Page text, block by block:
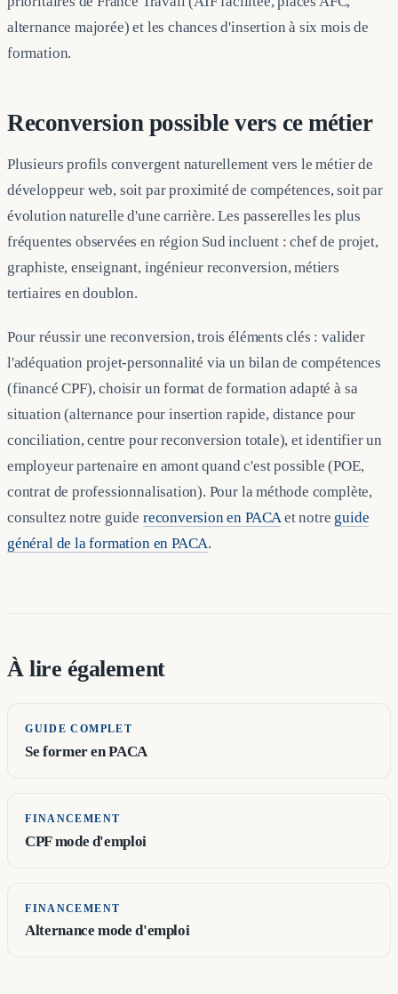
alternance majorée) et les chances d'insertion à six mois de
formation.
Reconversion possible vers ce métier
Plusieurs profils convergent naturellement vers le métier de
développeur web, soit par proximité de compétences, soit par
évolution naturelle d'une carrière. Les passerelles les plus
fréquentes observées en région Sud incluent : chef de projet,
graphiste, enseignant, ingénieur reconversion, métiers
tertiaires en doublon.
Pour réussir une reconversion, trois éléments clés : valider
l'adéquation projet-personnalité via un bilan de compétences
(financé CPF), choisir un format de formation adapté à sa
situation (alternance pour insertion rapide, distance pour
conciliation, centre pour reconversion totale), et identifier un
employeur partenaire en amont quand c'est possible (POE,
contrat de professionnalisation). Pour la méthode complète,
consultez notre guide reconversion en PACA et notre guide
général de la formation en PACA.
À lire également
GUIDE COMPLET
Se former en PACA
FINANCEMENT
CPF mode d'emploi
FINANCEMENT
Alternance mode d'emploi